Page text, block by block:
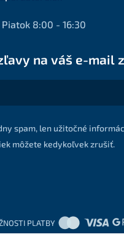
8:00 - 16:30
na váš e-mail
na váš e-mail z prvej ruky
spam, len užitočné
môžete kedykoľvek zrušiť.
PLATBY